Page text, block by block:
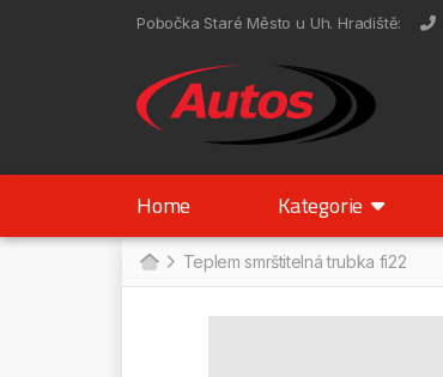
Pobočka Staré Město u Uh. Hradiště:
Home Kategorie
Teplem smrštitelná trubka fi22